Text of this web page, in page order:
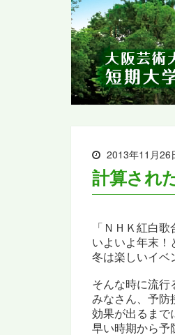
2013年11月26
計算され
「ＮＨＫ紅白
いよいよ年末！
冬は楽しいイベ
そんな時に流行
みなさん、予防
効果が出るまで
早い時期から予